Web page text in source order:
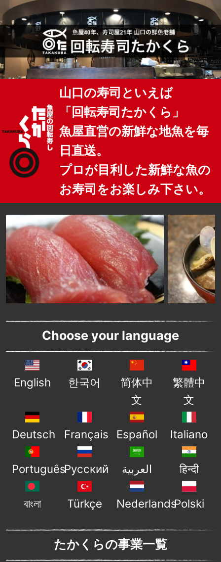
山口の寿司といえば
「回転寿司たかくら」
魚屋直営の新鮮な地魚を毎
日直送。
プロが目利した新鮮な魚の
お寿司をお楽しみ下さい。
Choose your language
English 한국어
简体中
文
繁體中
文
Deutsch Français Español Italiano
PortuguêsРусский العربية हिन्दी
বাংলা Türkçe NederlandsPolski
たかくらの事業一覧